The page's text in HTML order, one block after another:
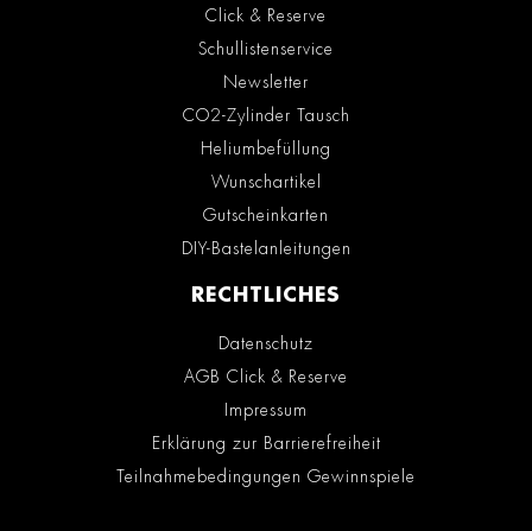
Click & Reserve
Schullistenservice
Newsletter
CO2-Zylinder Tausch
Heliumbefüllung
Wunschartikel
Gutscheinkarten
DIY-Bastelanleitungen
RECHTLICHES
Datenschutz
AGB Click & Reserve
Impressum
Erklärung zur Barrierefreiheit
Teilnahmebedingungen Gewinnspiele